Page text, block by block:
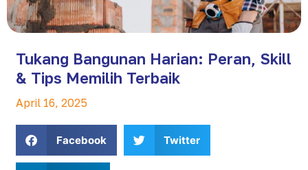
Tukang Bangunan Harian: Peran, Skill
& Tips Memilih Terbaik
April 16, 2025
Facebook Twitter